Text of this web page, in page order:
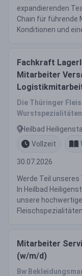
expandierenden
Chain für führende
Konditionen und
Fachkraft
Mitarbeiter
Die Thüringer
Wurstspezialitäten
Heilbad
Vollzeit
30.07.2026
Werde Teil
In Heilbad
unsere
Mitarbeiter
(w/m/d)
Bw